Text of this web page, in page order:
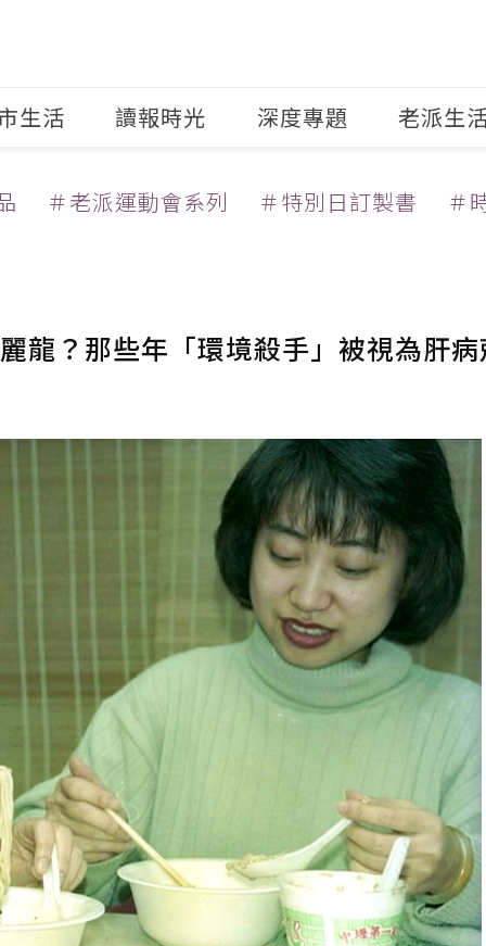
生活 讀報時光 深度專題 老派生
＃老派運動會系列 ＃特別日訂製書 ＃
龍？那些年「環境殺手」被視為肝